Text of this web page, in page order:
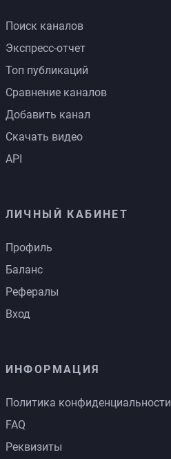
Поиск каналов
Экспресс-отчет
Топ публикаций
Сравнение каналов
Добавить канал
Скачать видео
API
ЛИЧНЫЙ КАБИНЕТ
Профиль
Баланс
Рефералы
Вход
ИНФОРМАЦИЯ
Политика конфиденциальности
FAQ
Реквизиты